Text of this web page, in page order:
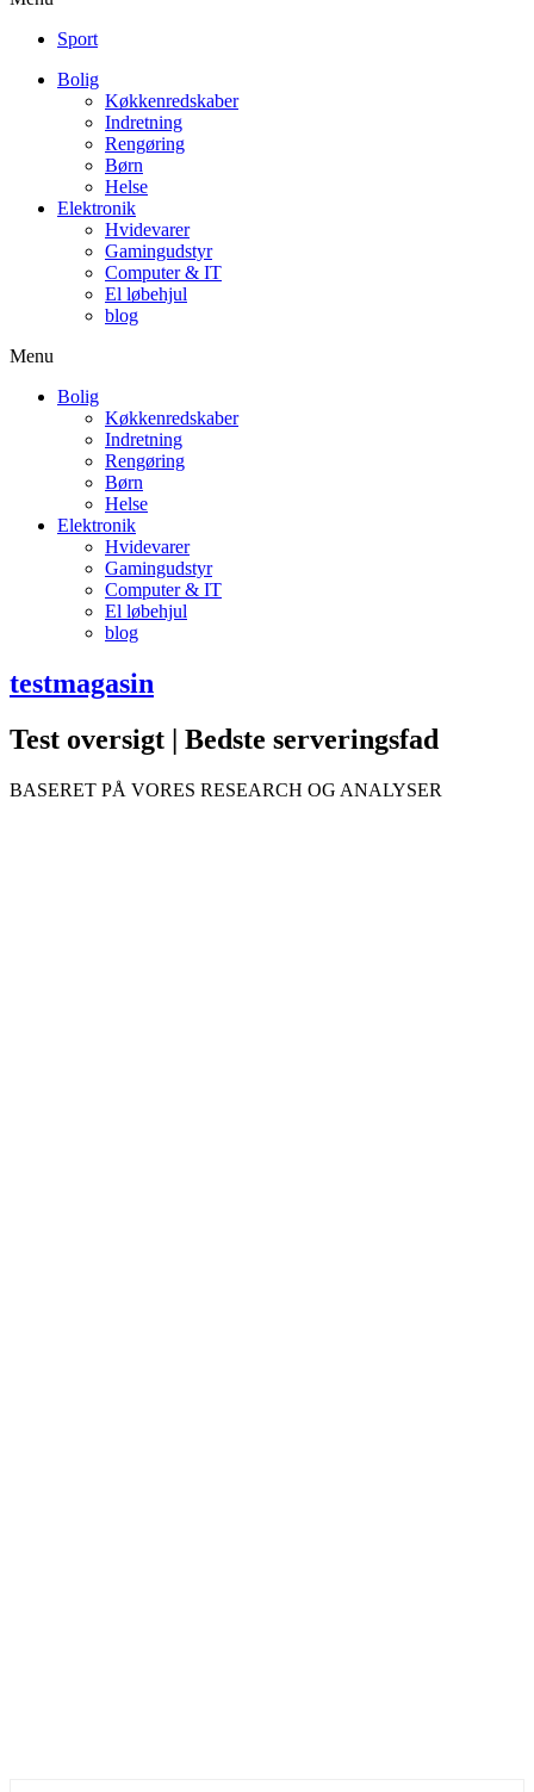
Sport
Bolig
Køkkenredskaber
Indretning
Rengøring
Børn
Helse
Elektronik
Hvidevarer
Gamingudstyr
Computer & IT
El løbehjul
blog
Menu
Bolig
Køkkenredskaber
Indretning
Rengøring
Børn
Helse
Elektronik
Hvidevarer
Gamingudstyr
Computer & IT
El løbehjul
blog
testmagasin
Test oversigt | Bedste serveringsfad
BASERET PÅ VORES RESEARCH OG ANALYSER